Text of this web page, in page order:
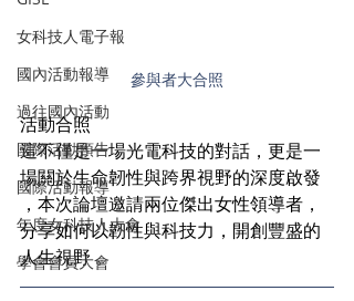
女科技人電子報
國內活動報導
過往國內活動
國際活動預告
國際活動報導
年度女科技人大會
學會會員大會
參與者大合照
活動合照
這不僅是一場光電科技的對話，更是一
場關於生命韌性與跨界視野的深度啟發
，本次論壇邀請兩位傑出女性領導者，
分享如何以韌性與科技力，開創豐盛的
人生視野 。